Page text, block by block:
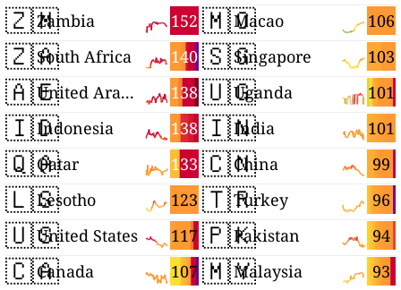
🇿🇲 152
Zambia
🇿🇦 140
South Africa
🇦🇪 138
United Arab Emirates
🇮🇩 138
Indonesia
🇶🇦 133
Qatar
🇱🇸 123
Lesotho
🇺🇸 117
United States
🇨🇦 107
Canada
🇲🇴 106
Macao
🇸🇬 103
Singapore
🇺🇬 101
Uganda
🇮🇳 101
India
🇨🇳 99
China
🇹🇷 96
Turkey
🇵🇰 94
Pakistan
🇲🇾 93
Malaysia